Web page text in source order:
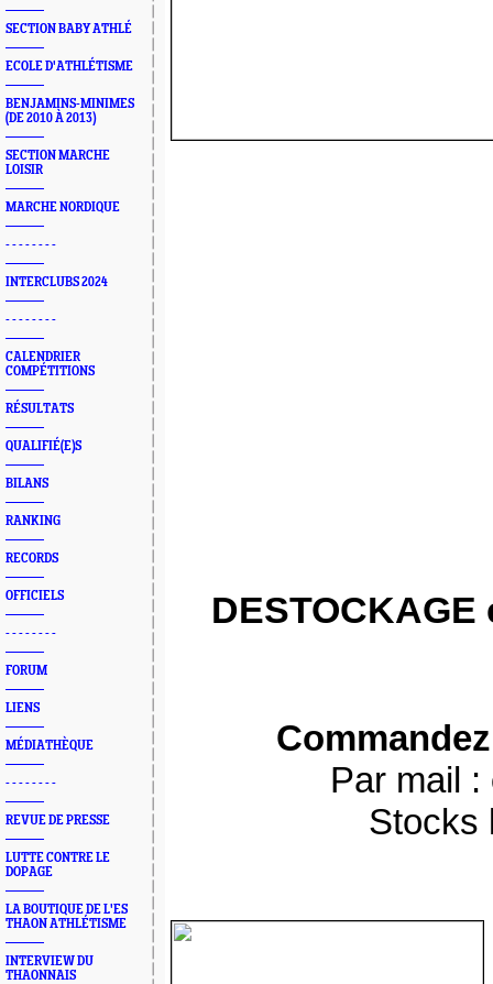
SECTION BABY ATHLÉ
ECOLE D'ATHLÉTISME
BENJAMINS-MINIMES
(DE 2010 À 2013)
SECTION MARCHE
LOISIR
MARCHE NORDIQUE
- - - - - - - -
INTERCLUBS 2024
- - - - - - - -
CALENDRIER
COMPÉTITIONS
RÉSULTATS
QUALIFIÉ(E)S
BILANS
RANKING
RECORDS
OFFICIELS
- - - - - - - -
FORUM
LIENS
MÉDIATHÈQUE
- - - - - - - -
REVUE DE PRESSE
LUTTE CONTRE LE
DOPAGE
LA BOUTIQUE DE L'ES
THAON ATHLÉTISME
INTERVIEW DU
THAONNAIS
Par mail :
Stocks